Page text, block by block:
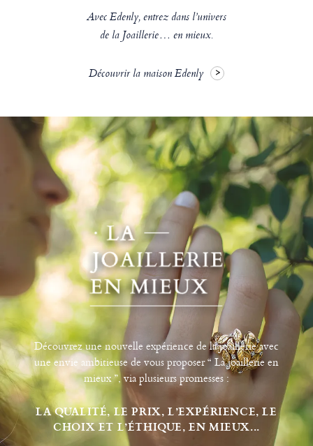
Avec Edenly, entrez dans l’univers
de la Joaillerie… en mieux.
Découvrir la maison Edenly
Découvrez une nouvelle expérience de la joaillerie avec
une envie ambitieuse de vous proposer “ La joaillerie en
mieux ”, via plusieurs promesses :
LA QUALITÉ, LE PRIX, L’EXPÉRIENCE, LE
CHOIX ET L’ÉTHIQUE, EN MIEUX...